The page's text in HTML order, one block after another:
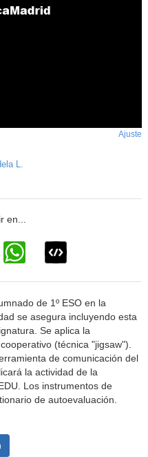
Ajuste
L.
de 1º ESO en la
se asegura incluyendo esta
Se aplica la
(técnica "jigsaw").
de comunicación del
la actividad de la
Los instrumentos de
de autoevaluación.